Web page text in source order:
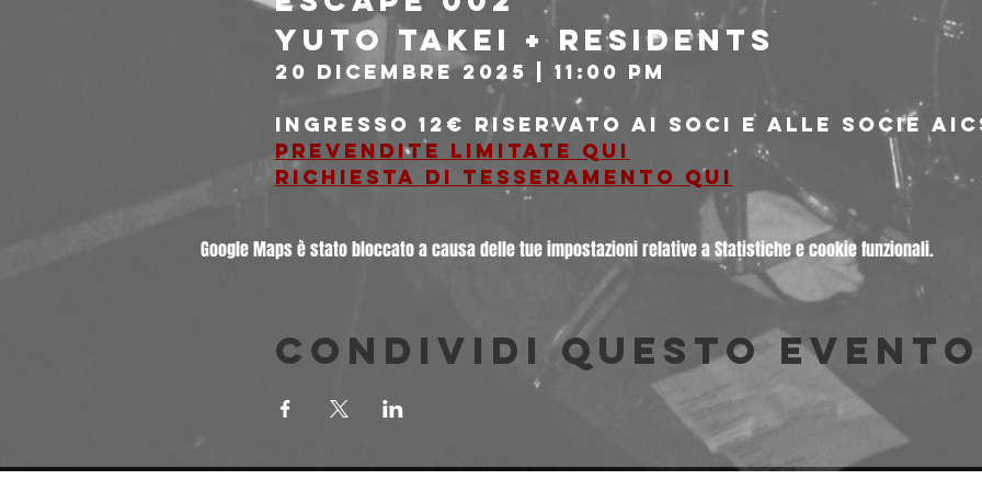
Yuto Takei + Residents
20 Dicembre 2025 | 11:00 PM
Ingresso 12€ riservato ai soci e alle socie
Prevendite limitate qui
Richiesta di tesseramento qui
Google Maps è stato bloccato a causa delle tue impostazioni relative a Statistiche e cookie funzionali.
Condividi questo evento